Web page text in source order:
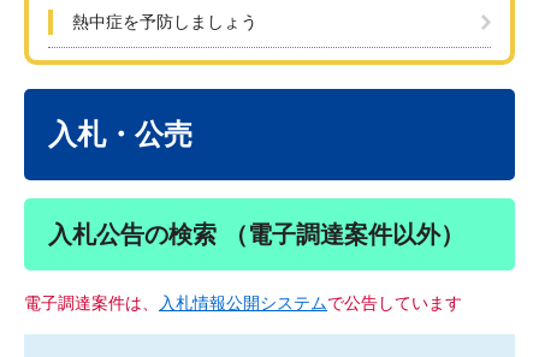
熱中症を予防しましょう
入札・公売
入札公告の検索 （電子調達案件以外）
電子調達案件は、 入札情報公開システムで公告しています